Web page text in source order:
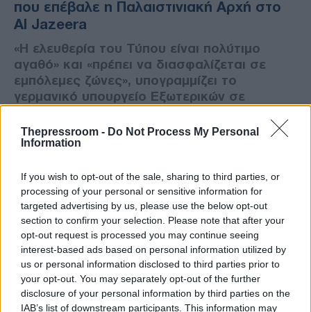
Thepressroom - Do Not Process My Personal
Information
If you wish to opt-out of the sale, sharing to third parties, or
processing of your personal or sensitive information for
targeted advertising by us, please use the below opt-out
section to confirm your selection. Please note that after your
opt-out request is processed you may continue seeing
interest-based ads based on personal information utilized by
us or personal information disclosed to third parties prior to
your opt-out. You may separately opt-out of the further
disclosure of your personal information by third parties on the
IAB’s list of downstream participants. This information may
που επέβαλε η Παλαιστινιακή Αρχή στο
Al Jazeera
«Η ελευθερία του Τύπου είναι πολύτιμο
αγαθό» και «πρέπει να διασφαλίζεται σε
εμπόλεμες ζώνες», υπογραμμίζει το
γερμανικό υπουργείο Εξωτερικών σε
Twitter).